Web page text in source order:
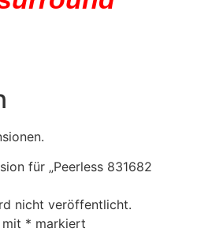
für „Peerless 831682
nicht veröffentlicht.
* markiert